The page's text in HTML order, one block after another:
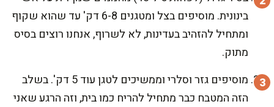
בינונית. מוסיפים בצל ומטגנים 6-8 דק' עד שהוא שקוף
ומתחיל להזהיב בעדינות, לא לשרוף, אנחנו רוצים בסיס
מתוק.
מוסיפים גזר וסלרי וממשיכים לטגן עוד 5 דק'. בשלב
הזה המטבח כבר מתחיל להריח כמו בית, וזה הרגע שאני